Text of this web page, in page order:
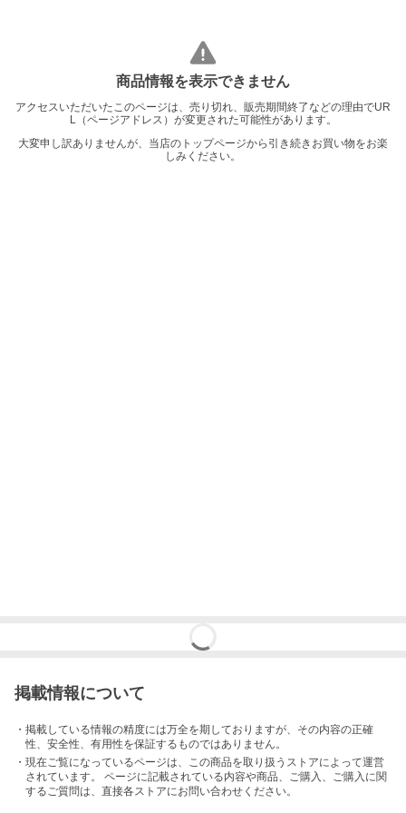
商品情報を表示できません
アクセスいただいたこのページは、売り切れ、販売期間終了などの理由でUR
L（ページアドレス）が変更された可能性があります。
大変申し訳ありませんが、当店のトップページから引き続きお買い物をお楽
しみください。
掲載情報について
・掲載している情報の精度には万全を期しておりますが、その内容の正確
性、安全性、有用性を保証するものではありません。
・現在ご覧になっているページは、この商品を取り扱うストアによって運営
されています。 ページに記載されている内容や商品、ご購入 、ご購入に関
するご質問は、直接各ストアにお問い合わせください。